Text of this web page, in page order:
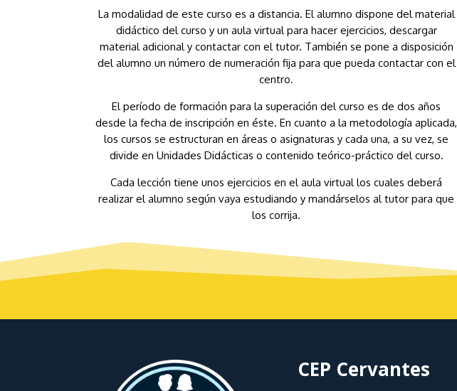
La modalidad de este curso es a distancia. El alumno dispone del material
didáctico del curso y un aula virtual para hacer ejercicios, descargar
material adicional y contactar con el tutor. También se pone a disposición
del alumno un número de numeración fija para que pueda contactar con el
centro.
El período de formación para la superación del curso es de dos años
desde la fecha de inscripción en éste. En cuanto a la metodología aplicada,
los cursos se estructuran en áreas o asignaturas y cada una, a su vez, se
divide en Unidades Didácticas o contenido teórico-práctico del curso.
Cada lección tiene unos ejercicios en el aula virtual los cuales deberá
realizar el alumno según vaya estudiando y mandárselos al tutor para que
los corrija.
CEP Cervantes